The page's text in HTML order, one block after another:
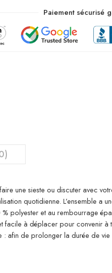
Paiement sécurisé
une sieste ou discuter avec
quotidienne. L’ensemble a
polyester et au rembourrage
à déplacer pour convenir à
de prolonger la durée de vie